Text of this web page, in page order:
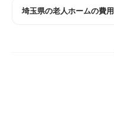
埼玉県の老人ホームの費用